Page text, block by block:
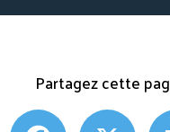
Partagez cette
Facebook